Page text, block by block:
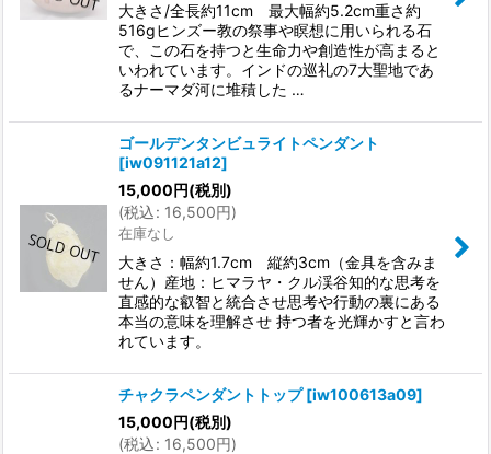
大きさ/全長約11cm 最大幅約5.2cm重さ約
516gヒンズー教の祭事や瞑想に用いられる石
で、この石を持つと生命力や創造性が高まると
いわれています。インドの巡礼の7大聖地であ
るナーマダ河に堆積した …
ゴールデンタンビュライトペンダント
[iw091121a12]
15,000円(税別)
(税込: 16,500円)
在庫なし
大きさ：幅約1.7cm 縦約3cm（金具を含みま
せん）産地：ヒマラヤ・クル渓谷知的な思考を
直感的な叡智と統合させ思考や行動の裏にある
本当の意味を理解させ 持つ者を光輝かすと言わ
れています。
チャクラペンダントトップ [iw100613a09]
15,000円(税別)
(税込: 16,500円)